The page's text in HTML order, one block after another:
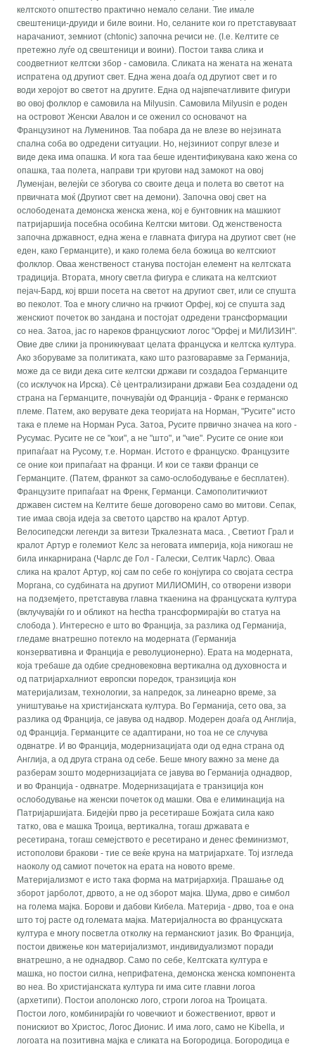
келтското општество практично немало селани. Тие имале
свештеници-друиди и биле воини. Но, селаните кои го претставуваат
нарачаниот, земниот (chtonic) започна речиси не. (I.e. Келтите се
претежно луѓе од свештеници и воини). Постои таква слика и
соодветниот келтски збор - самовила. Сликата на жената на жената
испратена од другиот свет. Една жена доаѓа од другиот свет и го
води херојот во светот на другите. Една од највпечатливите фигури
во овој фолклор е самовила на Milyusin. Самовила Milyusin е роден
на островот Женски Авалон и се оженил со основачот на
Французинот на Луменинов. Таа побара да не влезе во нејзината
спална соба во одредени ситуации. Но, нејзиниот сопруг влезе и
виде дека има опашка. И кога таа беше идентификувана како жена со
опашка, таа полета, направи три кругови над замокот на овој
Луменјан, велејќи се збогува со своите деца и полета во светот на
првичната моќ (Другиот свет на демони). Започна овој свет на
ослободената демонска женска жена, кој е бунтовник на машкиот
патријаршија посебна особина Келтски митови. Од женственоста
започна државност, една жена е главната фигура на другиот свет (не
еден, како Германците), и како голема бела божица во келтскиот
фолклор. Оваа женственост станува постојан елемент на келтската
традиција. Втората, многу светла фигура е сликата на келтскиот
пејач-Бард, кој врши посета на светот на другиот свет, или се спушта
во пеколот. Тоа е многу слично на грчкиот Орфеј, кој се спушта зад
женскиот почеток во зандана и постојат одредени трансформации
со неа. Затоа, јас го нареков францускиот логос "Орфеј и МИЛИЗИН".
Овие две слики ја проникнуваат целата француска и келтска култура.
Ако зборуваме за политиката, како што разговаравме за Германија,
може да се види дека сите келтски држави ги создадоа Германците
(со исклучок на Ирска). Сè централизирани држави Беа создадени од
страна на Германците, почнувајќи од Франција - Франк е германско
племе. Патем, ако верувате дека теоријата на Норман, "Русите" исто
така е племе на Норман Руса. Затоа, Русите првично значеа на кого -
Русумас. Русите не се "кои", а не "што", и "чие". Русите се оние кои
припаѓаат на Русому, т.е. Норман. Истото е француско. Французите
се оние кои припаѓаат на франци. И кои се такви франци се
Германците. (Патем, франкот за само-ослободување е бесплатен).
Французите припаѓаат на Френк, Германци. Самополитичкиот
државен систем на Келтите беше договорено само во митови. Сепак,
тие имаа своја идеја за светото царство на кралот Артур.
Велосипедски легенди за витези Тркалезната маса. , Светиот Грал и
кралот Артур е големиот Келс за неговата империја, која никогаш не
била инкарнирана (Чарлс де Гол - Галески, Селтик Чарлс). Оваа
слика на кралот Артур, кој сам по себе го конјугира со својата сестра
Моргана, со судбината на другиот МИЛИОМИН, со отворени извори
на подземјето, претставува главна ткаенина на француската култура
(вклучувајќи го и обликот на hectha трансформирајќи во статуа на
слобода ). Интересно е што во Франција, за разлика од Германија,
гледаме внатрешно потекло на модерната (Германија
конзервативна и Франција е револуционерно). Ерата на модерната,
која требаше да одбие средновековна вертикална од духовноста и
од патријархалниот европски поредок, транзиција кон
материјализам, технологии, за напредок, за линеарно време, за
уништување на христијанската култура. Во Германија, сето ова, за
разлика од Франција, се јавува од надвор. Модерен доаѓа од Англија,
од Франција. Германците се адаптирани, но тоа не се случува
одвнатре. И во Франција, модернизацијата оди од една страна од
Англија, а од друга страна од себе. Беше многу важно за мене да
разберам зошто модернизацијата се јавува во Германија однадвор,
и во Франција - одвнатре. Модернизацијата е транзиција кон
ослободување на женски почеток од машки. Ова е елиминација на
Патријаршијата. Бидејќи прво ја ресетираше Божјата сила како
татко, ова е машка Троица, вертикална, тогаш државата е
ресетирана, тогаш семејството е ресетирано и денес феминизмот,
истополови бракови - тие се веќе круна на матријархате. Тој изгледа
наоколу од самиот почеток на ерата на новото време.
Материјализмот е исто така форма на матријархија. Прашање од
зборот јарболот, дрвото, а не од зборот мајка. Шума, дрво е симбол
на голема мајка. Борови и дабови Кибела. Материја - дрво, тоа е она
што тој расте од големата мајка. Материјалноста во француската
култура е многу посветла отколку на германскиот јазик. Во Франција,
постои движење кон материјализмот, индивидуализмот поради
внатрешно, а не однадвор. Само по себе, Келтската култура е
машка, но постои силна, неприфатена, демонска женска компонента
во неа. Во христијанската култура ги има сите главни логоа
(архетипи). Постои аполонско лого, строги логоа на Троицата.
Постои лого, комбинирајќи го човечкиот и божествениот, врвот и
понискиот во Христос, Логос Дионис. И има лого, само не Kibella, и
логоата на позитивна мајка е сликата на Богородица. Богородица е